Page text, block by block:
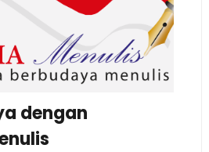
dengan